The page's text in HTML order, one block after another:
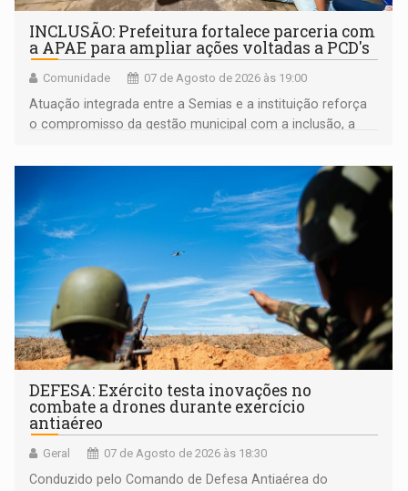
INCLUSÃO: Prefeitura fortalece parceria com
a APAE para ampliar ações voltadas a PCD's
Comunidade 07 de Agosto de 2026 às 19:00
Atuação integrada entre a Semias e a instituição reforça
o compromisso da gestão municipal com a inclusão, a
DEFESA: Exército testa inovações no
combate a drones durante exercício
antiaéreo
Geral 07 de Agosto de 2026 às 18:30
Conduzido pelo Comando de Defesa Antiaérea do